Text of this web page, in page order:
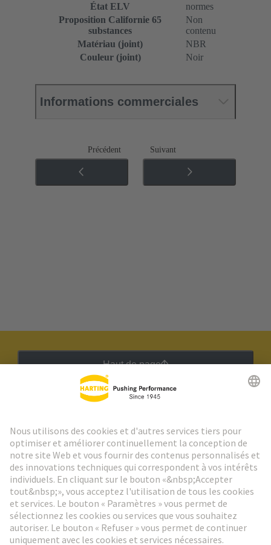
État ELV
normes
Proposition Californie 65
substances
Non
contenu
Matériau (joint)
NBR
Couleur (joint)
Noir
Informations commerciales
Précédent Suivant
Haut de page
Aller à l'inscription
Social Media